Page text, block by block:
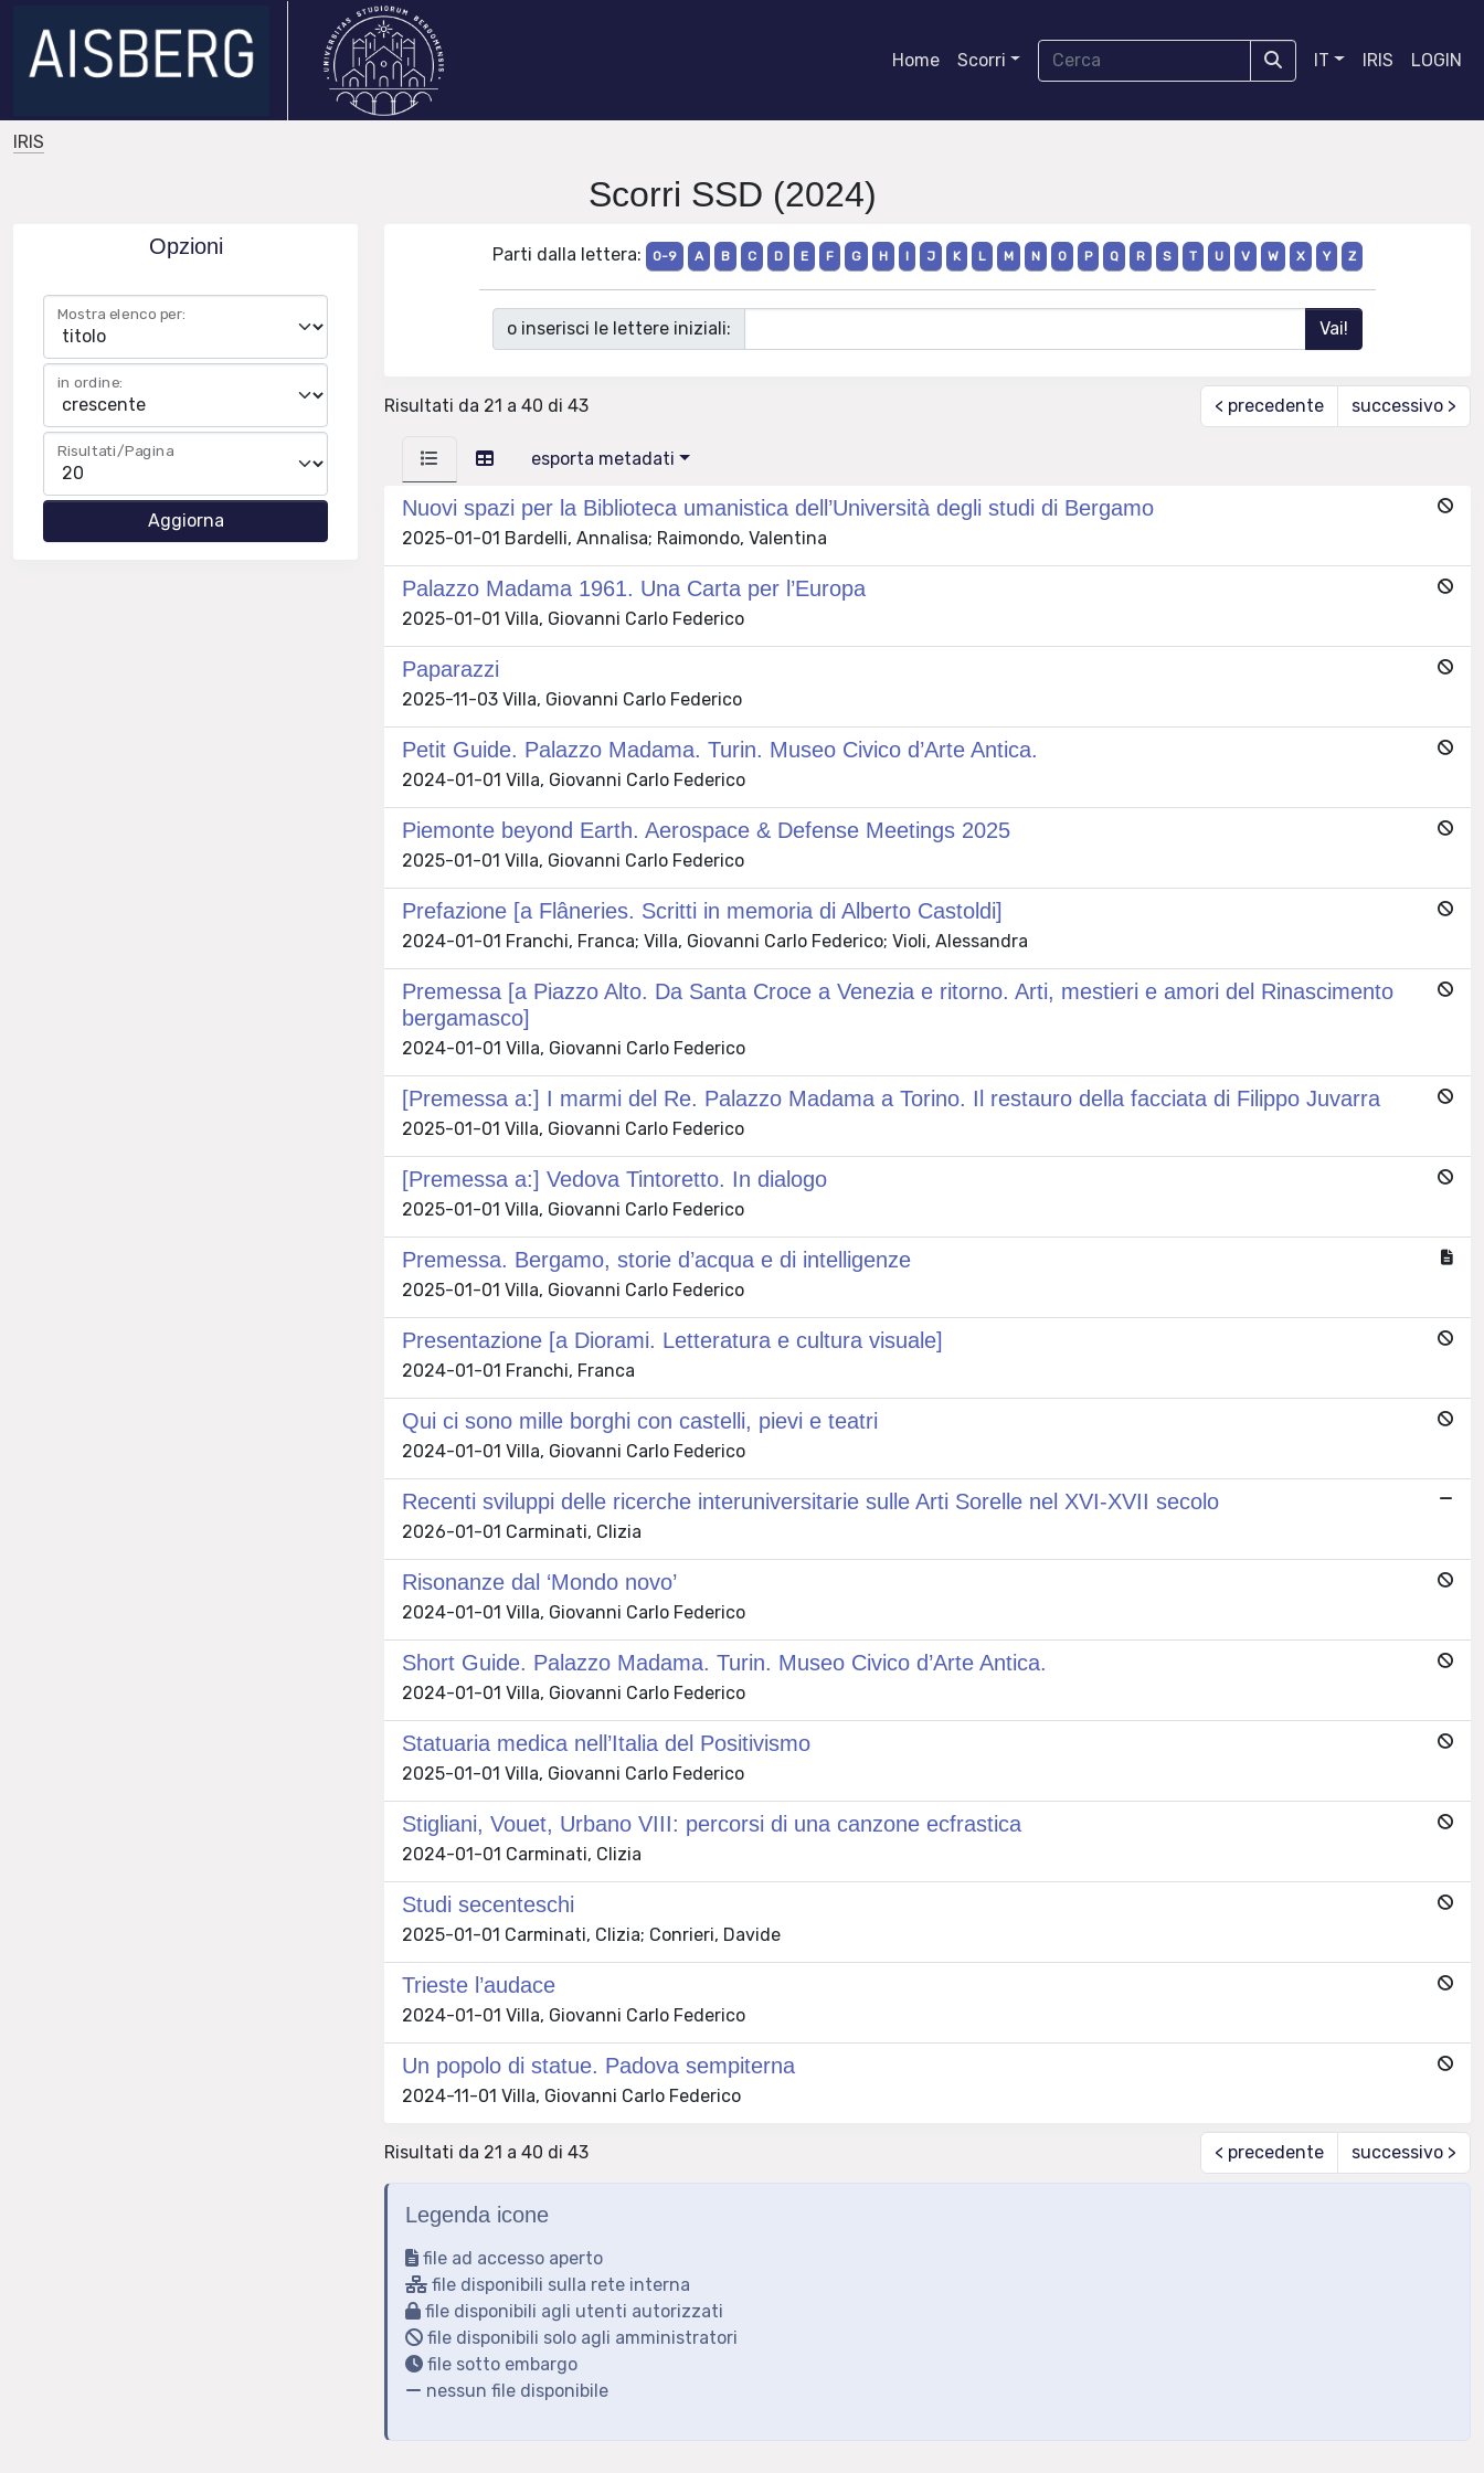
Home Scorri IT IRIS LOGIN
IRIS
Scorri SSD (2024)
Opzioni
Mostra elenco per:
in ordine:
Risultati/Pagina
Parti dalla lettera: 0-9 A B C D E F G H I J K L M N O P Q R S T U V W X Y Z
o inserisci le lettere iniziali:
Risultati da 21 a 40 di 43 < precedente successivo >
esporta metadati
Nuovi spazi per la Biblioteca umanistica dell’Università degli studi di Bergamo
2025-01-01 Bardelli, Annalisa; Raimondo, Valentina
Palazzo Madama 1961. Una Carta per l’Europa
2025-01-01 Villa, Giovanni Carlo Federico
Paparazzi
2025-11-03 Villa, Giovanni Carlo Federico
Petit Guide. Palazzo Madama. Turin. Museo Civico d’Arte Antica.
2024-01-01 Villa, Giovanni Carlo Federico
Piemonte beyond Earth. Aerospace & Defense Meetings 2025
2025-01-01 Villa, Giovanni Carlo Federico
Prefazione [a Flâneries. Scritti in memoria di Alberto Castoldi]
2024-01-01 Franchi, Franca; Villa, Giovanni Carlo Federico; Violi, Alessandra
Premessa [a Piazzo Alto. Da Santa Croce a Venezia e ritorno. Arti, mestieri e amori del Rinascimento
bergamasco]
2024-01-01 Villa, Giovanni Carlo Federico
[Premessa a:] I marmi del Re. Palazzo Madama a Torino. Il restauro della facciata di Filippo Juvarra
2025-01-01 Villa, Giovanni Carlo Federico
[Premessa a:] Vedova Tintoretto. In dialogo
2025-01-01 Villa, Giovanni Carlo Federico
Premessa. Bergamo, storie d’acqua e di intelligenze
2025-01-01 Villa, Giovanni Carlo Federico
Presentazione [a Diorami. Letteratura e cultura visuale]
2024-01-01 Franchi, Franca
Qui ci sono mille borghi con castelli, pievi e teatri
2024-01-01 Villa, Giovanni Carlo Federico
Recenti sviluppi delle ricerche interuniversitarie sulle Arti Sorelle nel XVI-XVII secolo
2026-01-01 Carminati, Clizia
Risonanze dal ‘Mondo novo’
2024-01-01 Villa, Giovanni Carlo Federico
Short Guide. Palazzo Madama. Turin. Museo Civico d’Arte Antica.
2024-01-01 Villa, Giovanni Carlo Federico
Statuaria medica nell’Italia del Positivismo
2025-01-01 Villa, Giovanni Carlo Federico
Stigliani, Vouet, Urbano VIII: percorsi di una canzone ecfrastica
2024-01-01 Carminati, Clizia
Studi secenteschi
2025-01-01 Carminati, Clizia; Conrieri, Davide
Trieste l’audace
2024-01-01 Villa, Giovanni Carlo Federico
Un popolo di statue. Padova sempiterna
2024-11-01 Villa, Giovanni Carlo Federico
Risultati da 21 a 40 di 43 < precedente successivo >
Legenda icone
file ad accesso aperto
file disponibili sulla rete interna
file disponibili agli utenti autorizzati
file disponibili solo agli amministratori
file sotto embargo
nessun file disponibile